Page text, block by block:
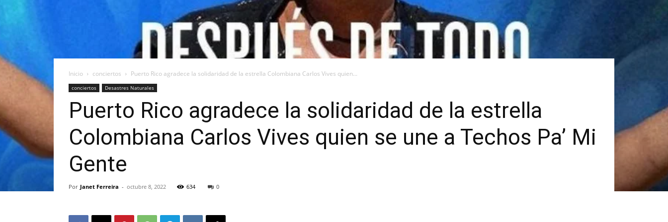
Inicio conciertos Puerto Rico agradece la solidaridad de la estrella Colombiana Carlos Vives quien...
conciertos Desastres Naturales
Puerto Rico agradece la solidaridad de la estrella
Colombiana Carlos Vives quien se une a Techos Pa’ Mi
Gente
Por Janet Ferreira - octubre 8, 2022 634 0